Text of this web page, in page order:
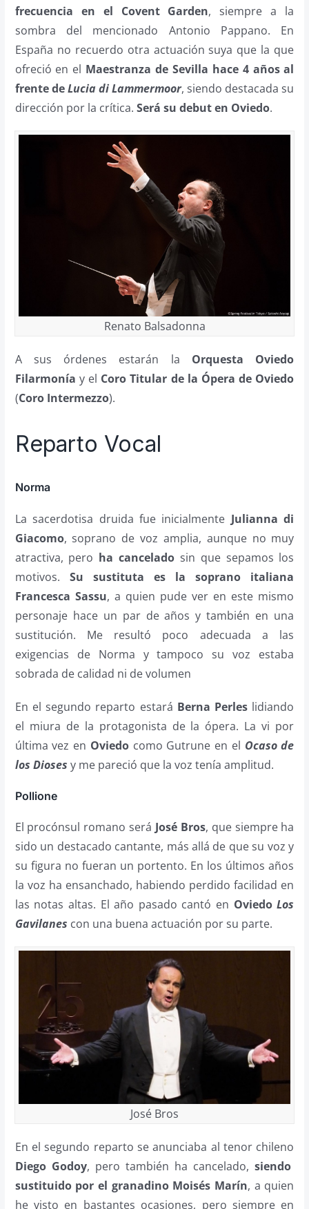
frecuencia en el Covent Garden, siempre a la
sombra del mencionado Antonio Pappano. En
España no recuerdo otra actuación suya que la que
ofreció en el Maestranza de Sevilla hace 4 años al
frente deLucia di Lammermoor, siendo destacada su
dirección por la crítica. Será su debut en Oviedo.
Renato Balsadonna
A sus órdenes estarán la Orquesta Oviedo
Filarmonía y el Coro Titular de la Ópera de Oviedo
(Coro Intermezzo).
Reparto Vocal
Norma
La sacerdotisa druida fue inicialmente Julianna di
Giacomo, soprano de voz amplia, aunque no muy
atractiva, pero ha cancelado sin que sepamos los
motivos. Su sustituta es la soprano italiana
Francesca Sassu, a quien pude ver en este mismo
personaje hace un par de años y también en una
sustitución. Me resultó poco adecuada a las
exigencias de Norma y tampoco su voz estaba
sobrada de calidad ni de volumen
En el segundo reparto estará Berna Perles lidiando
el miura de la protagonista de la ópera. La vi por
última vez en Oviedocomo Gutrune en el Ocaso de
los Dioses y me pareció que la voz tenía amplitud.
Pollione
El procónsul romano será José Bros, que siempre ha
sido un destacado cantante, más allá de que su voz y
su figura no fueran un portento. En los últimos años
la voz ha ensanchado, habiendo perdido facilidad en
las notas altas. El año pasado cantó en Oviedo Los
Gavilanes con una buena actuación por su parte.
José Bros
En el segundo reparto se anunciaba al tenor chileno
Diego Godoy, pero también ha cancelado,siendo
sustituido por el granadino Moisés Marín, a quien
he visto en bastantes ocasiones, pero siempre en